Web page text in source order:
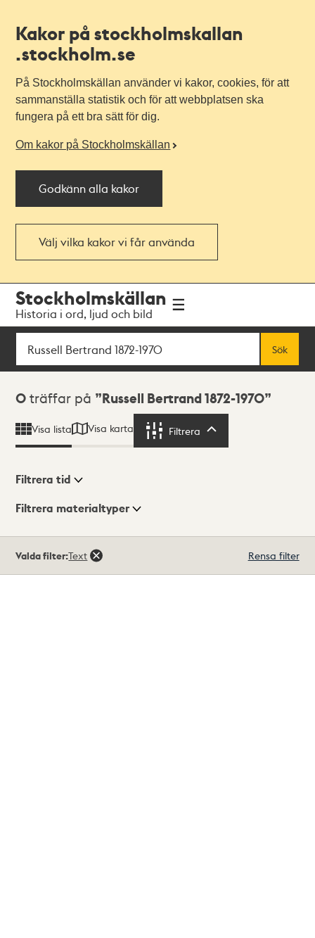
Kakor på stockholmskallan
.stockholm.se
På Stockholmskällan använder vi kakor, cookies, för att
sammanställa statistik och för att webbplatsen ska
fungera på ett bra sätt för dig.
Om kakor på Stockholmskällan
Godkänn alla kakor
Välj vilka kakor vi får använda
navigationen
huvudinnehållet
Stockholmskällan
Historia i ord, ljud och bild
Sök
Sök
Sökresultat
0 träffar på Russell Bertrand 1872-1970
Visa lista Visa karta Filtrera
Visningsläge
Filtrera tid
Filtrera materialtyper
träffar
Valda filter:Text Rensa filter